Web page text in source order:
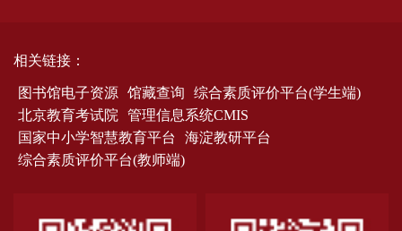
相关链接：
图书馆电子资源 馆藏查询
综合素质评价平台(学生端)
北京教育考试院
管理信息系统CMIS
国家中小学智慧教育平台
海淀教研平台
综合素质评价平台(教师端)